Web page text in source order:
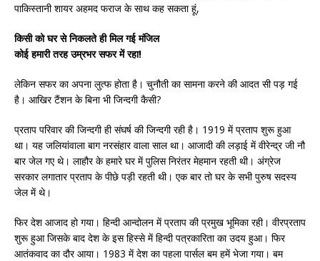
पाकिस्तानी शायर अहमद फराज के साथ कह सकता हूं,
किसी को घर से निकलते ही मिल गई मंजिल
कोई हमारी तरह उम्रभर सफर में रहा!
लेकिन सफर का अपना लुत्फ होता है। चुनौती का सामना करने की आदत सी पड़ गई
है। आखिर टैंशन के बिना भी जिन्दगी कैसी?
प्रताप परिवार की जिन्दगी ही संघर्ष की जिन्दगी रही है। 1919 में प्रताप शुरू हुआ
था। यह जलियांवाला बाग नरसंहार वाला साल था। आजादी की लड़ाई में वीरेन्द्र जी नौ
बार जेल गए थे। लाहौर के हमारे घर में पुलिस निरंतर मेहमान रहती थी। अंग्रेज
सरकार लगातार प्रताप के पीछे पड़ी रहती थी। एक बार तो घर के सभी पुरुष सदस्य
जेल में थे।
फिर देश आजाद हो गया। हिन्दी आन्दोलन में प्रताप की प्रमुख भूमिका रही। वीरप्रताप
शुरू हुआ जिसके बाद देश के इस हिस्से में हिन्दी पत्रकारिता का उदय हुआ। फिर
आतंकवाद का दौर आया। 1983 में देश का पहला पार्सल बम हमें भेजा गया। बम